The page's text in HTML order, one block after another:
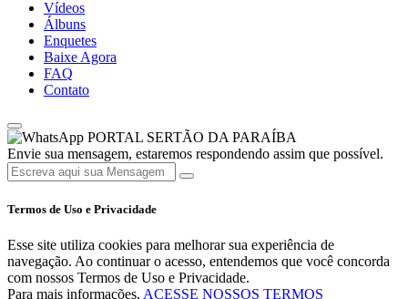
Vídeos
Álbuns
Enquetes
Baixe Agora
FAQ
Contato
PORTAL SERTÃO DA PARAÍBA
Envie sua mensagem, estaremos respondendo assim que possível.
Termos de Uso e Privacidade
Esse site utiliza cookies para melhorar sua experiência de
navegação. Ao continuar o acesso, entendemos que você concorda
com nossos Termos de Uso e Privacidade.
Para mais informações, ACESSE NOSSOS TERMOS